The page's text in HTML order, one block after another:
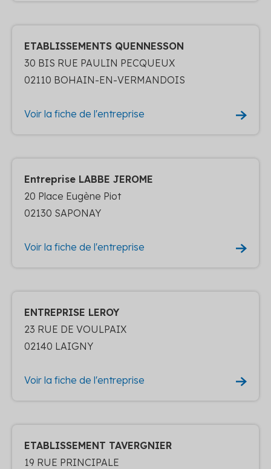
ETABLISSEMENTS QUENNESSON
30 BIS RUE PAULIN PECQUEUX
02110 BOHAIN-EN-VERMANDOIS
Voir la fiche de l'entreprise
Entreprise LABBE JEROME
20 Place Eugène Piot
02130 SAPONAY
Voir la fiche de l'entreprise
ENTREPRISE LEROY
23 RUE DE VOULPAIX
02140 LAIGNY
Voir la fiche de l'entreprise
ETABLISSEMENT TAVERGNIER
19 RUE PRINCIPALE